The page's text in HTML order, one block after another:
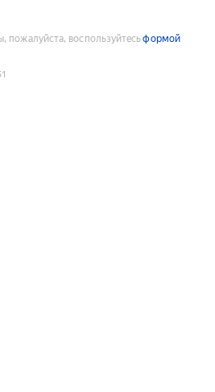
пожалуйста, воспользуйтесьформой